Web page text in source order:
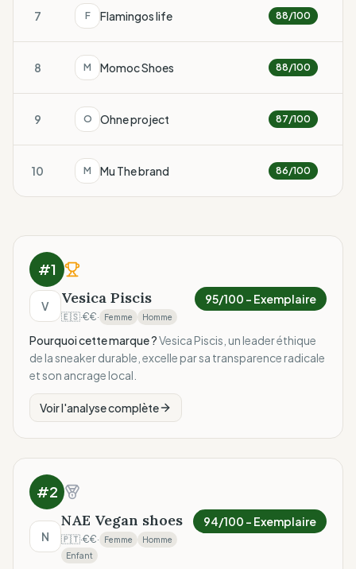
7 F Flamingos life 88/100
8 M Momoc Shoes 88/100
9 O Ohne project 87/100
10 M Mu The brand 86/100
#1
V Vesica Piscis
🇪🇸·€€· Femme Homme
95/100 – Exemplaire
Pourquoi cette marque ?Vesica Piscis, un leader éthique
de la sneaker durable, excelle par sa transparence radicale
et son ancrage local.
Voir l'analyse complète
#2
N
NAE Vegan shoes
🇵🇹·€€· Femme
Homme
Enfant
94/100 – Exemplaire